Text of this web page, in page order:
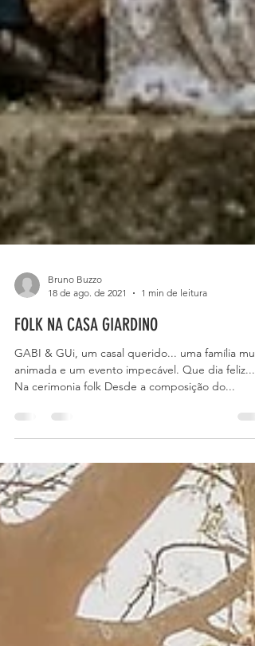
Bruno Buzzo
18 de ago. de 2021
1 min de leitura
FOLK NA CASA GIARDINO
GABI & GUi, um casal querido... uma família
animada e um evento impecável. Que dia feliz...